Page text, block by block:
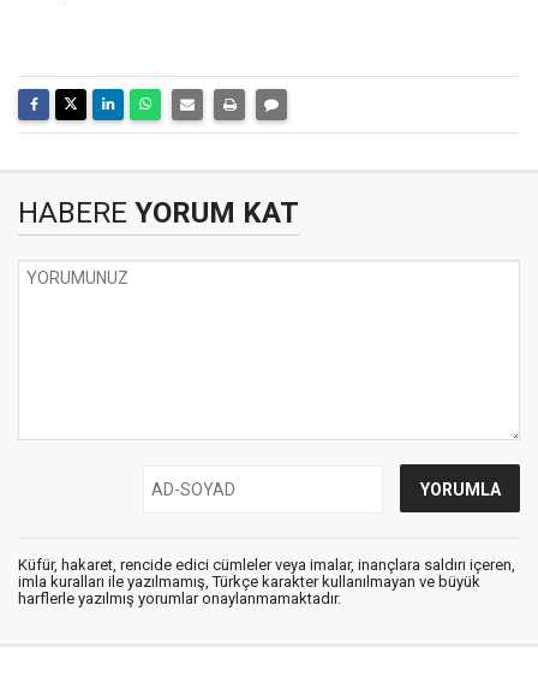
HABERE YORUM KAT
Küfür, hakaret, rencide edici cümleler veya imalar, inançlara saldırı içeren,
imla kuralları ile yazılmamış, Türkçe karakter kullanılmayan ve büyük
harflerle yazılmış yorumlar onaylanmamaktadır.